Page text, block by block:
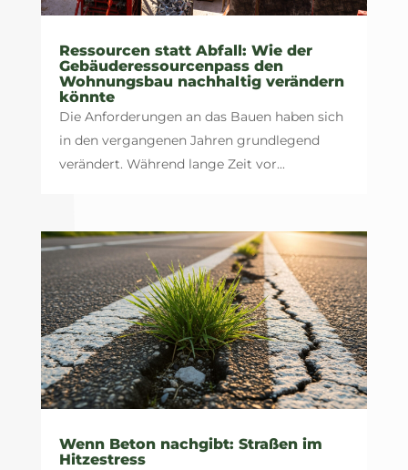
Ressourcen statt Abfall: Wie der
Gebäuderessourcenpass den
Wohnungsbau nachhaltig verändern
könnte
Die Anforderungen an das Bauen haben sich
in den vergangenen Jahren grundlegend
verändert. Während lange Zeit vor...
Wenn Beton nachgibt: Straßen im
Hitzestress